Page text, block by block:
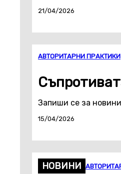
21/04/2026
АВТОРИТАРНИ ПРАКТИКИ
Запиши се за
15/04/2026
НОВИНИ